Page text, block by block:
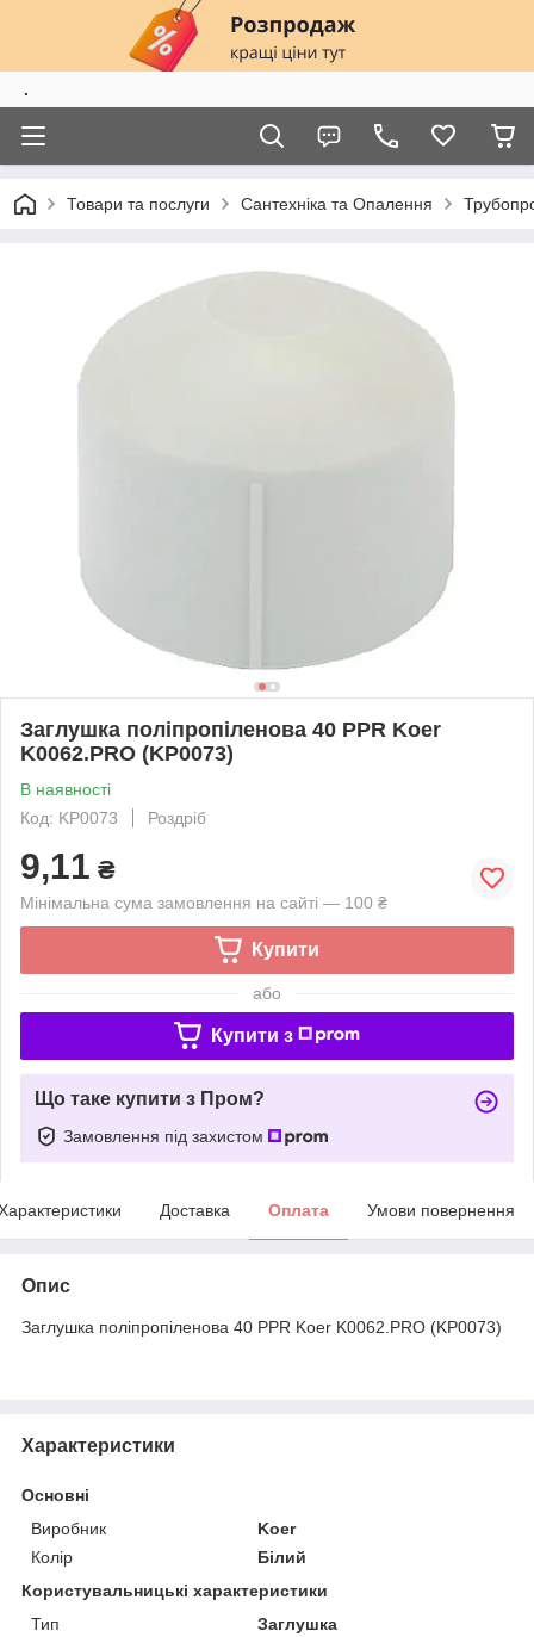
.
Товари та послуги Сантехніка та Опалення
Заглушка поліпропіленова 40 PPR Koer
K0062.PRO (KP0073)
В наявності
Код: KP0073
Роздріб
9,11 ₴
Мінімальна сума замовлення на сайті — 100 ₴
Купити
або
Купити з
Що таке купити з Пром?
Замовлення під захистом
Доставка Оплата Умови повернення
Опис
Заглушка поліпропіленова 40 PPR Koer K0062.PRO (KP0073)
Характеристики
Основні
Виробник
Koer
Колір
Білий
Користувальницькі характеристики
Тип
Заглушка